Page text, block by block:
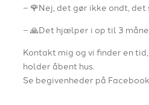
– 🌹Nej, det gør ikke ondt,
– 🙏Det hjælper i op til 3
Kontakt mig og vi finder en
holder åbent hus.
Se begivenheder på Facebook.